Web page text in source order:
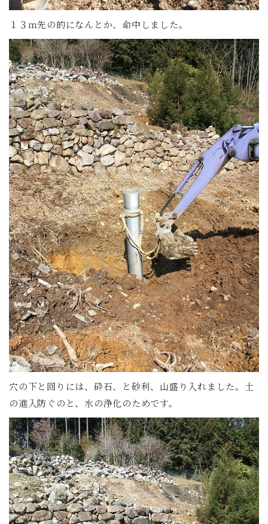
１３ｍ先の的になんとか、命中しました。
穴の下と回りには、砕石、と砂利、山盛り入れました。土
の進入防ぐのと、水の浄化のためです。